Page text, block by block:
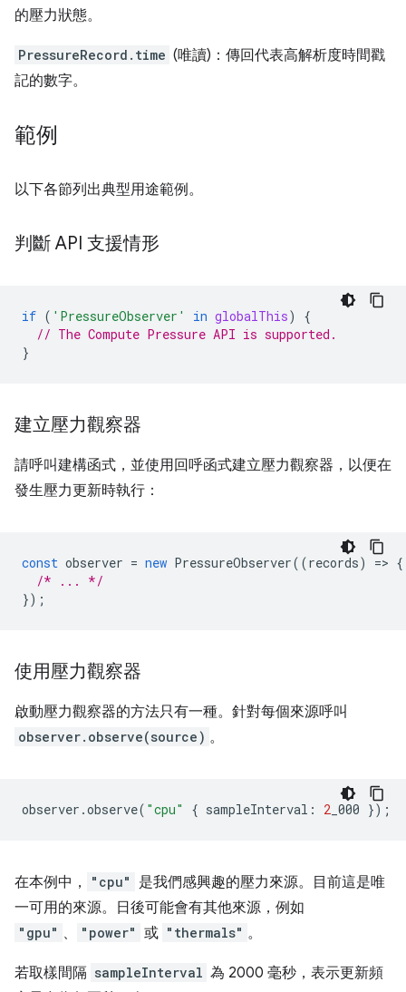
的壓力狀態。
PressureRecord.time (唯讀)：傳回代表高解析度時間戳
記的數字。
範例
以下各節列出典型用途範例。
判斷 API 支援情形
if ( 'PressureObserver' in globalThis)
{
// The Compute Pressure API is supported.
}
建立壓力觀察器
請呼叫建構函式，並使用回呼函式建立壓力觀察器，以便在
發生壓力更新時執行：
const observer = new PressureObserver((records) => {
/* ... */
});
使用壓力觀察器
啟動壓力觀察器的方法只有一種。針對每個來源呼叫
observer.observe(source) 。
observer .observe( "cpu" { sampleInterval : 2 _000 });
在本例中， "cpu"
是我們感興趣的壓力來源。目前這是唯
一可用的來源。日後可能會有其他來源，例如
"gpu" 、 "power" 或 "thermals" 。
若取樣間隔 sampleInterval 為 2000 毫秒，表示更新頻